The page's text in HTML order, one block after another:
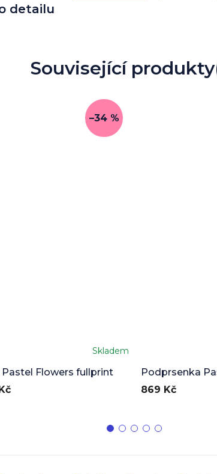
detailu
Související produkty
–34 %
Flowers fullprint
Skladem
Podprsenka
869 Kč